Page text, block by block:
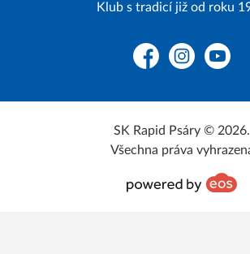
Klub s tradicí již od roku
FacebookInstagramYouTube
SK Rapid Psáry © 2026.
Všechna práva